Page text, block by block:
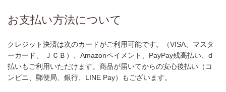
お支払い方法について
クレジット決済は次のカードがご利用可能です。（VISA、マスタ
ーカード、 ＪＣＢ）、Amazonペイメント、PayPay残高払い、d
払いもご利用いただけます。商品が届いてからの安心後払い（コ
ンビニ、郵便局、銀行、LINE Pay）もございます。